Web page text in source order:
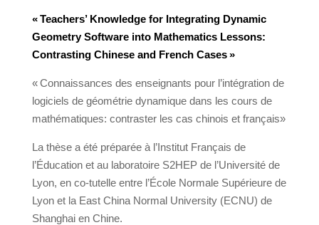
«Teachers’ Knowledge for Integrating Dynamic
Geometry Software into Mathematics Lessons:
Contrasting Chinese and French Cases»
« Connaissances des enseignants pour l’intégration de
logiciels de géométrie dynamique dans les cours de
mathématiques: contraster les cas chinois et français»
La thèse a été préparée à l’Institut Français de
l’Éducation et au laboratoire S2HEP de l’Université de
Lyon, en co-tutelle entre l’École Normale Supérieure de
Lyon et la East China Normal University (ECNU) de
Shanghai en Chine.